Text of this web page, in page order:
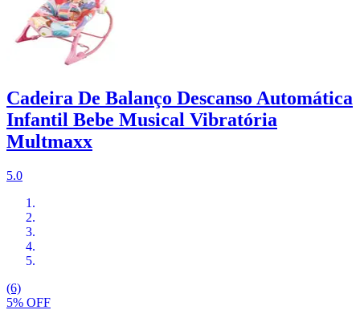
Cadeira De Balanço Descanso Automática
Infantil Bebe Musical Vibratória
Multmaxx
5.0
(6)
5% OFF